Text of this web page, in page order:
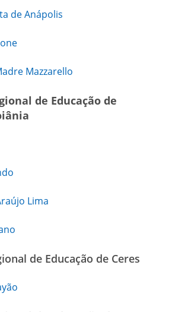
de Anápolis
Mazzarello
de Educação de
Lima
de Educação de Ceres